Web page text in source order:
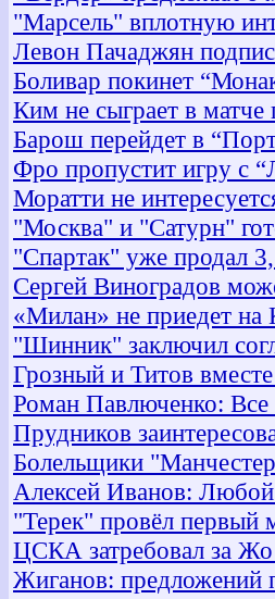
"Марсель" вплотную
Левон Пачаджян
Боливар покинет
Ким не сыграет в матче
Барош перейдет в
Фро пропустит игру с
Моратти не
"Москва" и "Сатурн"
"Спартак" уже продал
Сергей Виноградов
«Милан» не приедет
"Шинник" заключил
Грозный и Титов
Роман Павлюченко:
Прудников
Болельщики
Алексей Иванов:
"Терек" провёл первый
ЦСКА затребовал за
Жиганов: предложений